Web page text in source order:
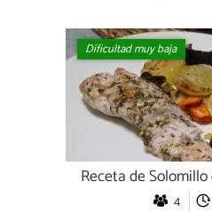
Dificultad muy baja
Receta de
4